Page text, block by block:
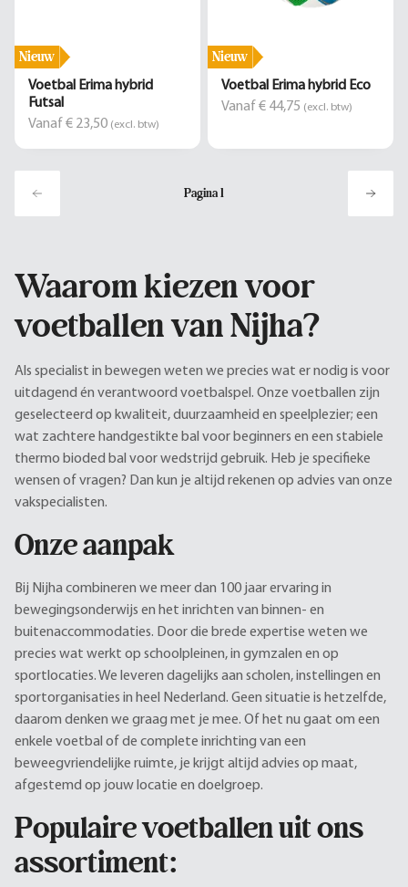
Nieuw
Voetbal Erima hybrid
Futsal
Vanaf € 23,50 (excl. btw)
Nieuw
Voetbal Erima hybrid Eco
Vanaf € 44,75 (excl. btw)
Pagina1
Waarom kiezen voor
voetballen van Nijha?
Als specialist in bewegen weten we precies wat er nodig is voor
uitdagend én verantwoord voetbalspel. Onze voetballen zijn
geselecteerd op kwaliteit, duurzaamheid en speelplezier; een
wat zachtere handgestikte bal voor beginners en een stabiele
thermo bioded bal voor wedstrijd gebruik. Heb je specifieke
wensen of vragen? Dan kun je altijd rekenen op advies van onze
vakspecialisten.
Onze aanpak
Bij Nijha combineren we meer dan 100 jaar ervaring in
bewegingsonderwijs en het inrichten van binnen- en
buitenaccommodaties. Door die brede expertise weten we
precies wat werkt op schoolpleinen, in gymzalen en op
sportlocaties. We leveren dagelijks aan scholen, instellingen en
sportorganisaties in heel Nederland. Geen situatie is hetzelfde,
daarom denken we graag met je mee. Of het nu gaat om een
enkele voetbal of de complete inrichting van een
beweegvriendelijke ruimte, je krijgt altijd advies op maat,
afgestemd op jouw locatie en doelgroep.
Populaire voetballen uit ons
assortiment: